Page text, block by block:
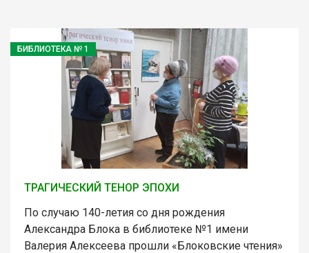
БИБЛИОТЕКА № 1
ТРАГИЧЕСКИЙ ТЕНОР ЭПОХИ
По случаю 140-летия со дня рождения
Александра Блока в библиотеке №1 имени
Валерия Алексеева прошли «Блоковские чтения»